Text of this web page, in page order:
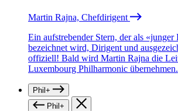
Martin Rajna, Chefdirigent
Ein aufstrebender Stern, der als «junger
bezeichnet wird, Dirigent und
offiziell! Bald wird Martin Rajna die
Luxembourg Philharmonic übernehmen.
Phil+
Phil+